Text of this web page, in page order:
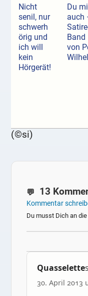
Nicht
senil, nur
schwerh
örig und
ich will
kein
Hörgerät!
Du
auch
Band
von
(©si)
13
Kommentar
Du musst Dich an die
Quasselette
30. April 2013